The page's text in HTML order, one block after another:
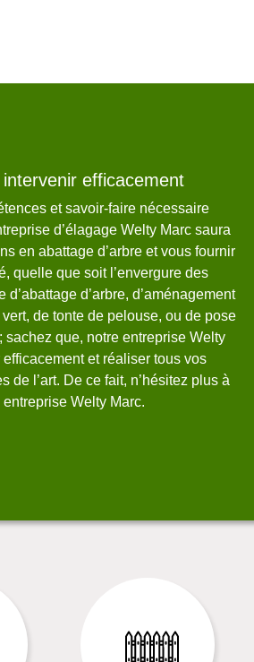
efficacement
et savoir-faire nécessaire
d’élagage Welty Marc saura
en abattage d’arbre et vous fournir
quelle que soit l’envergure des
d’abattage d’arbre, d’aménagement
de tonte de pelouse, ou de pose
sachez que, notre entreprise Welty
et réaliser tous vos
de l’art. De ce fait, n’hésitez plus à
Welty Marc.